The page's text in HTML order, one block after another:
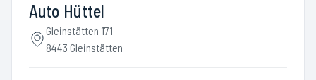
Auto Hüttel
Gleinstätten 171
8443 Gleinstätten